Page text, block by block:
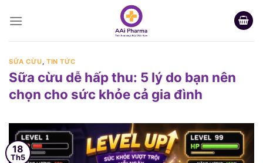
SỮA CỪU,TIN TỨC
Sữa cừu dễ hấp thu: 5 lý do bạn nên
chọn cho sức khỏe cả gia đình
18
Th5